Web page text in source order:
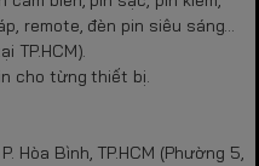
remote, đèn pin siêu sáng…
TP.HCM).
cho từng thiết bị.
Hòa Bình, TP.HCM (Phường 5,